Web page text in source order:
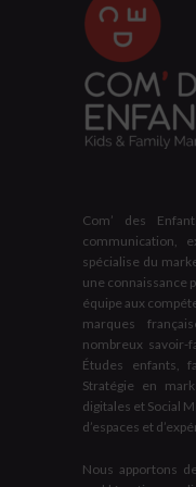
Com’ des
communication,
spécialise du
une connaissance
équipe aux
marques
nombreux savoir-
Études enfants,
Stratégie en
digitales et Social
d’espaces et
Nous apportons